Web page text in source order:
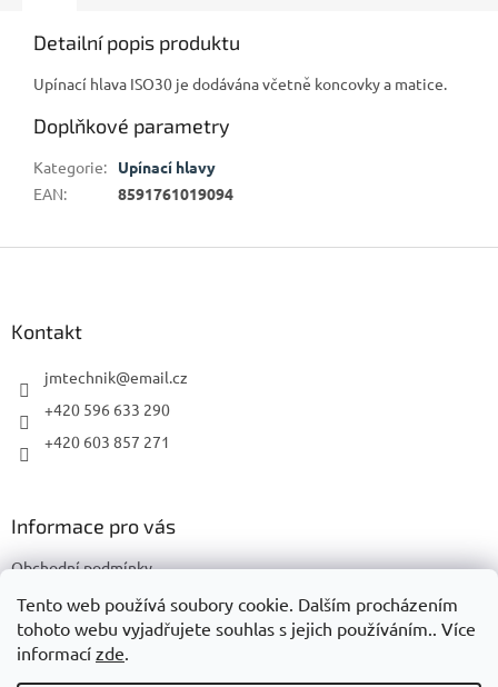
Tento web používá soubory cookie. Dalším procházením
tohoto webu vyjadřujete souhlas s jejich používáním.. Více
informací zde.
Detailní popis produktu
Upínací hlava ISO30 je dodávána včetně koncovky a matice.
Doplňkové parametry
Kategorie:
Upínací hlavy
EAN: 8591761019094
Kontakt
jmtechnik@email.cz
+420 596 633 290
+420 603 857 271
Informace pro vás
Obchodní podmínky
Podmínky ochrany osobních údajů